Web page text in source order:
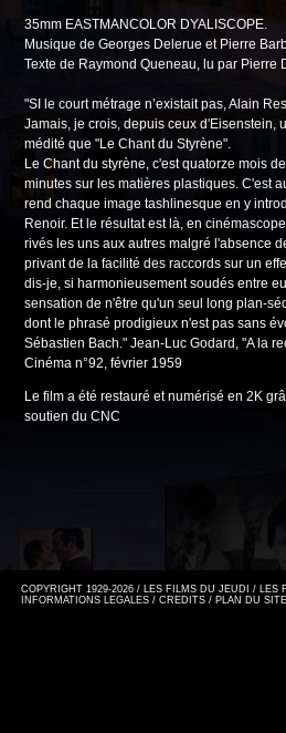
35mm EASTMANCOLOR DYALISCOPE.
Musique de Georges Delerue et Pierre
Texte de Raymond Queneau, lu par Pierre
"SI le court métrage n’existait pas, Alain
Jamais, je crois, depuis ceux d'Eisenstein,
médité que "Le Chant du Styrène".
Le Chant du styrène, c'est quatorze mois
minutes sur les matières plastiques. C'est
rend chaque image tashlinesque en y
Renoir. Et le résultat est là, en
rivés les uns aux autres malgré l'absence
privant de la facilité des raccords sur un
dis-je, si harmonieusement soudés entre
sensation de n'être qu'un seul long plan-
dont le phrasé prodigieux n'est pas sans
Sébastien Bach." Jean-Luc Godard, "A la
Cinéma n°92, février 1959
Le film a été restauré et numérisé en 2K
soutien du CNC
COPYRIGHT 1929-2026 / LES FILMS DU JEUDI / LES
INFORMATIONS LEGALES / CREDITS / PLAN DU SITE